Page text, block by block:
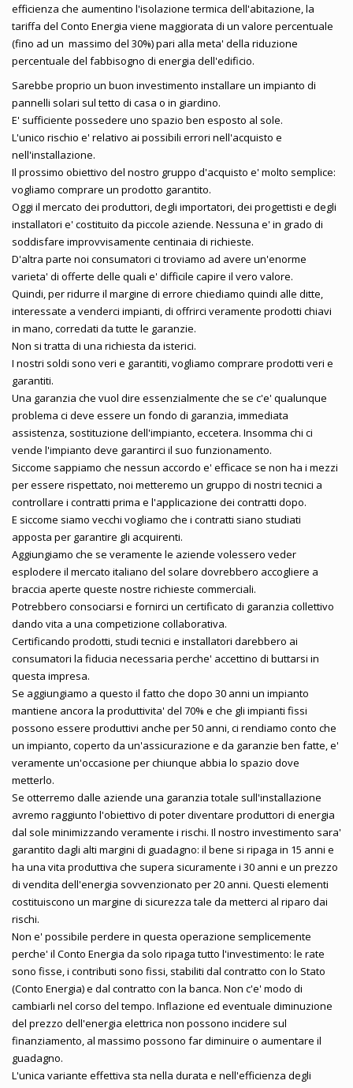
efficienza che aumentino l'isolazione termica dell'abitazione, la
tariffa del Conto Energia viene maggiorata di un valore percentuale
(fino ad un massimo del 30%) pari alla meta' della riduzione
percentuale del fabbisogno di energia dell'edificio.
Sarebbe proprio un buon investimento installare un impianto di
pannelli solari sul tetto di casa o in giardino.
E' sufficiente possedere uno spazio ben esposto al sole.
L'unico rischio e' relativo ai possibili errori nell'acquisto e
nell'installazione.
Il prossimo obiettivo del nostro gruppo d'acquisto e' molto semplice:
vogliamo comprare un prodotto garantito.
Oggi il mercato dei produttori, degli importatori, dei progettisti e degli
installatori e' costituito da piccole aziende. Nessuna e' in grado di
soddisfare improvvisamente centinaia di richieste.
D'altra parte noi consumatori ci troviamo ad avere un'enorme
varieta' di offerte delle quali e' difficile capire il vero valore.
Quindi, per ridurre il margine di errore chiediamo quindi alle ditte,
interessate a venderci impianti, di offrirci veramente prodotti chiavi
in mano, corredati da tutte le garanzie.
Non si tratta di una richiesta da isterici.
I nostri soldi sono veri e garantiti, vogliamo comprare prodotti veri e
garantiti.
Una garanzia che vuol dire essenzialmente che se c'e' qualunque
problema ci deve essere un fondo di garanzia, immediata
assistenza, sostituzione dell'impianto, eccetera. Insomma chi ci
vende l'impianto deve garantirci il suo funzionamento.
Siccome sappiamo che nessun accordo e' efficace se non ha i mezzi
per essere rispettato, noi metteremo un gruppo di nostri tecnici a
controllare i contratti prima e l'applicazione dei contratti dopo.
E siccome siamo vecchi vogliamo che i contratti siano studiati
apposta per garantire gli acquirenti.
Aggiungiamo che se veramente le aziende volessero veder
esplodere il mercato italiano del solare dovrebbero accogliere a
braccia aperte queste nostre richieste commerciali.
Potrebbero consociarsi e fornirci un certificato di garanzia collettivo
dando vita a una competizione collaborativa.
Certificando prodotti, studi tecnici e installatori darebbero ai
consumatori la fiducia necessaria perche' accettino di buttarsi in
questa impresa.
Se aggiungiamo a questo il fatto che dopo 30 anni un impianto
mantiene ancora la produttivita' del 70% e che gli impianti fissi
possono essere produttivi anche per 50 anni, ci rendiamo conto che
un impianto, coperto da un'assicurazione e da garanzie ben fatte, e'
veramente un'occasione per chiunque abbia lo spazio dove
metterlo.
Se otterremo dalle aziende una garanzia totale sull'installazione
avremo raggiunto l'obiettivo di poter diventare produttori di energia
dal sole minimizzando veramente i rischi. Il nostro investimento sara'
garantito dagli alti margini di guadagno: il bene si ripaga in 15 anni e
ha una vita produttiva che supera sicuramente i 30 anni e un prezzo
di vendita dell'energia sovvenzionato per 20 anni. Questi elementi
costituiscono un margine di sicurezza tale da metterci al riparo dai
rischi.
Non e' possibile perdere in questa operazione semplicemente
perche' il Conto Energia da solo ripaga tutto l'investimento: le rate
sono fisse, i contributi sono fissi, stabiliti dal contratto con lo Stato
(Conto Energia) e dal contratto con la banca. Non c'e' modo di
cambiarli nel corso del tempo. Inflazione ed eventuale diminuzione
del prezzo dell'energia elettrica non possono incidere sul
finanziamento, al massimo possono far diminuire o aumentare il
guadagno.
L'unica variante effettiva sta nella durata e nell'efficienza degli